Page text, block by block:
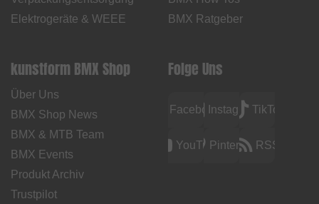
Elektrogeräte & WEEE
BMX Ratgeber
kunstform BMX Shop
Über Uns
BMX Shop News
BMX & MTB Team
BMX Events
Produkt Archiv
Trustpilot
Folge Uns
FacebookInstagramTikTok
YouTubePinterest RSS